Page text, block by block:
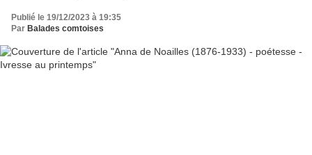
Publié le 19/12/2023 à 19:35
Par Balades comtoises